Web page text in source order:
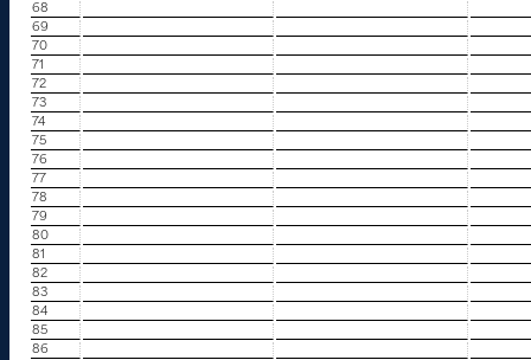
68
69
70
71
72
73
74
75
76
77
78
79
80
81
82
83
84
85
86